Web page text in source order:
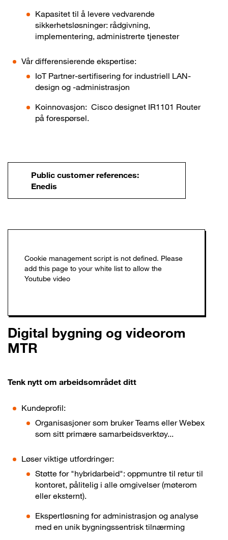
Kapasitet til å levere vedvarende
sikkerhetsløsninger: rådgivning,
implementering, administrerte tjenester
Vår differensierende ekspertise:
IoT Partner-sertifisering for industriell LAN-
design og -administrasjon
Koinnovasjon: Cisco designet IR1101 Router
på forespørsel.
Public customer references:
Enedis
Digital bygning og videorom
MTR
Tenk nytt om arbeidsområdet ditt
Kundeprofil:
Organisasjoner som bruker Teams eller Webex
som sitt primære samarbeidsverktøy...
Løser viktige utfordringer:
Støtte for "hybridarbeid": oppmuntre til retur til
kontoret, pålitelig i alle omgivelser (møterom
eller eksternt).
Ekspertløsning for administrasjon og analyse
med en unik bygningssentrisk tilnærming